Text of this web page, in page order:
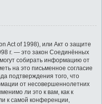
Act of 1998), или Акт о защите
г. — это закон Соединённых
собирать информацию от
на это письменное согласие
подтверждения того, что
от несовершеннолетних
ли это к вам, как к
к самой конференции,